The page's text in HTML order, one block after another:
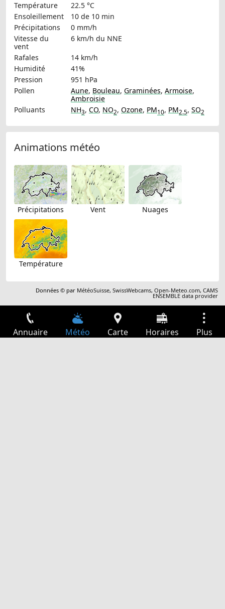
Température
22.5 °C
Ensoleillement
10 de 10 min
Précipitations
0 mm/h
Vitesse du
vent
6 km/h du NNE
Rafales
14 km/h
Humidité
41%
Pression
951 hPa
Pollen
Aune, Bouleau, Graminées, Armoise,
Ambroisie
Polluants
NH3, CO, NO2, Ozone, PM10, PM2.5, SO2
Animations météo
Précipitations Vent Nuages
Température
Données © par MétéoSuisse,SwissWebcams,Open-Meteo.com,CAMS
ENSEMBLE data provider
Annuaire Météo Carte Horaires Plus